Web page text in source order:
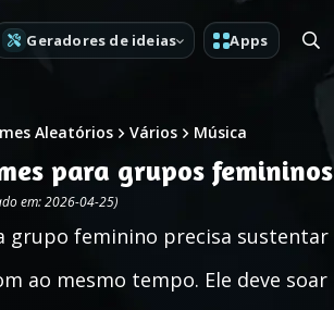
Geradores de ideias Apps
Aleatórios Vários Música
para grupos femininos
em: 2026-04-25)
grupo feminino precisa sustentar
ao mesmo tempo. Ele deve